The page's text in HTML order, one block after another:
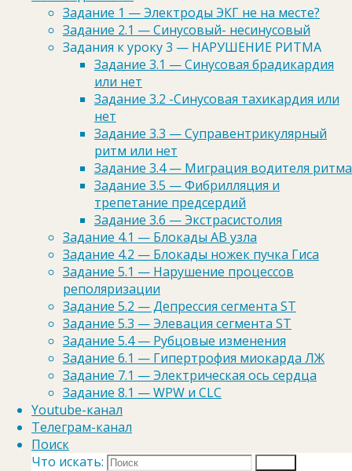
Задание 1 — Электроды ЭКГ не на месте?
Задание 2.1 — Синусовый- несинусовый
Задания к уроку 3 — НАРУШЕНИЕ РИТМА
Задание 3.1 — Синусовая брадикардия
или нет
Задание 3.2 -Синусовая тахикардия или
нет
Задание 3.3 — Суправентрикулярный
ритм или нет
Задание 3.4 — Миграция водителя ритма
Задание 3.5 — Фибрилляция и
трепетание предсердий
Задание 3.6 — Экстрасистолия
Задание 4.1 — Блокады АВ узла
Задание 4.2 — Блокады ножек пучка Гиса
Задание 5.1 — Нарушение процессов
реполяризации
Задание 5.2 — Депрессия сегмента ST
Задание 5.3 — Элевация сегмента ST
Задание 5.4 — Рубцовые изменения
Задание 6.1 — Гипертрофия миокарда ЛЖ
Задание 7.1 — Электрическая ось сердца
Задание 8.1 — WPW и CLC
Youtube-канал
Телеграм-канал
Поиск
Что искать:
MEDICAL CENTER"
Куратор проекта e-cardio с 2013 года